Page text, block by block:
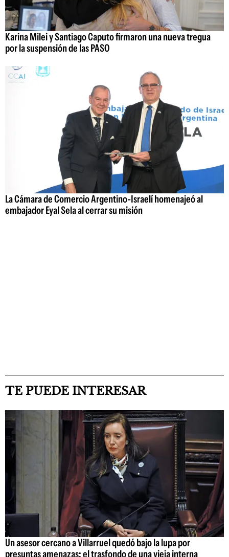
Karina Milei y Santiago Caputo firmaron una nueva tregua
por la suspensión de las PASO
La Cámara de Comercio Argentino-Israelí homenajeó al
embajador Eyal Sela al cerrar su misión
TE PUEDE INTERESAR
Un asesor cercano a Villarruel quedó bajo la lupa por
presuntas amenazas: el trasfondo de una vieja interna